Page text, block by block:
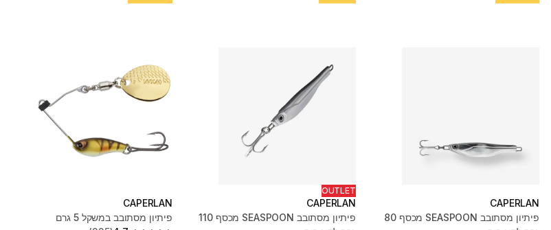
CAPERLAN
פיתיון מסתובב SEASPOON מכסף 80
OUTLET
CAPERLAN
פיתיון מסתובב SEASPOON מכסף 110
CAPERLAN
פיתיון מסתובב במשקל 5 גרם